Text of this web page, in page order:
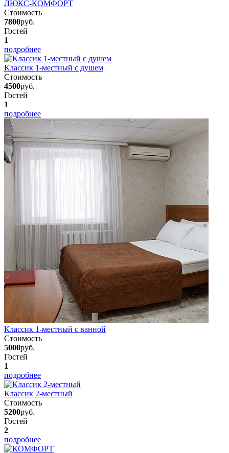
ЛЮКС-КОМФОРТ
Стоимость
7800руб.
Гостей
1
подробнее
Классик 1-местный с душем
Стоимость
4500руб.
Гостей
1
подробнее
Классик 1-местный с ванной
Стоимость
5000руб.
Гостей
1
подробнее
Классик 2-местный
Стоимость
5200руб.
Гостей
2
подробнее